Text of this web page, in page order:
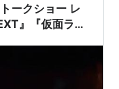
ークショー レ
』『仮面ライ